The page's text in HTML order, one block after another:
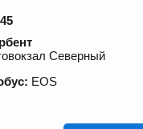
Северный
EOS